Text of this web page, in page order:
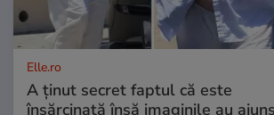
Elle.ro
A ținut secret faptul că este
însărcinată însă imaginile au ajuns